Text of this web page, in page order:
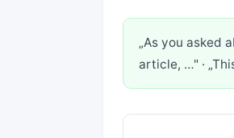
„As you asked
article, …" ·